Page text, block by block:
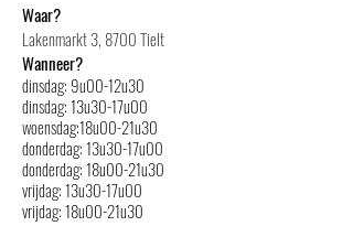
Waar?
Lakenmarkt 3, 8700 Tielt
Wanneer?
dinsdag: 9u00-12u30
dinsdag: 13u30-17u00
woensdag:18u00-21u30
donderdag: 13u30-17u00
donderdag: 18u00-21u30
vrijdag: 13u30-17u00
vrijdag: 18u00-21u30